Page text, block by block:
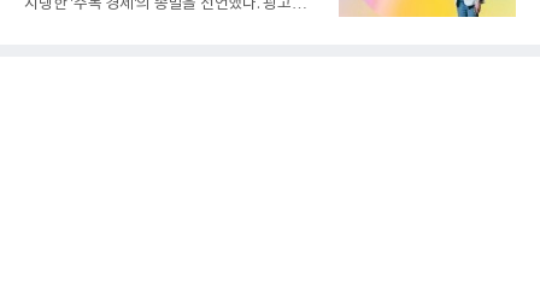
지탱한 '주목 경제'의 종말을 선언했다. 광고를